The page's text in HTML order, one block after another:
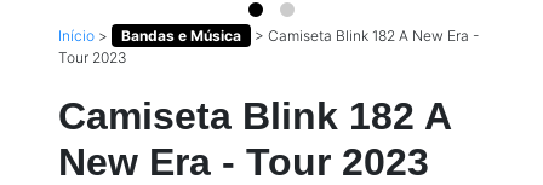
Início > Bandas e Música > Camiseta Blink 182 A New Era -
Tour 2023
Camiseta Blink 182 A
New Era - Tour 2023